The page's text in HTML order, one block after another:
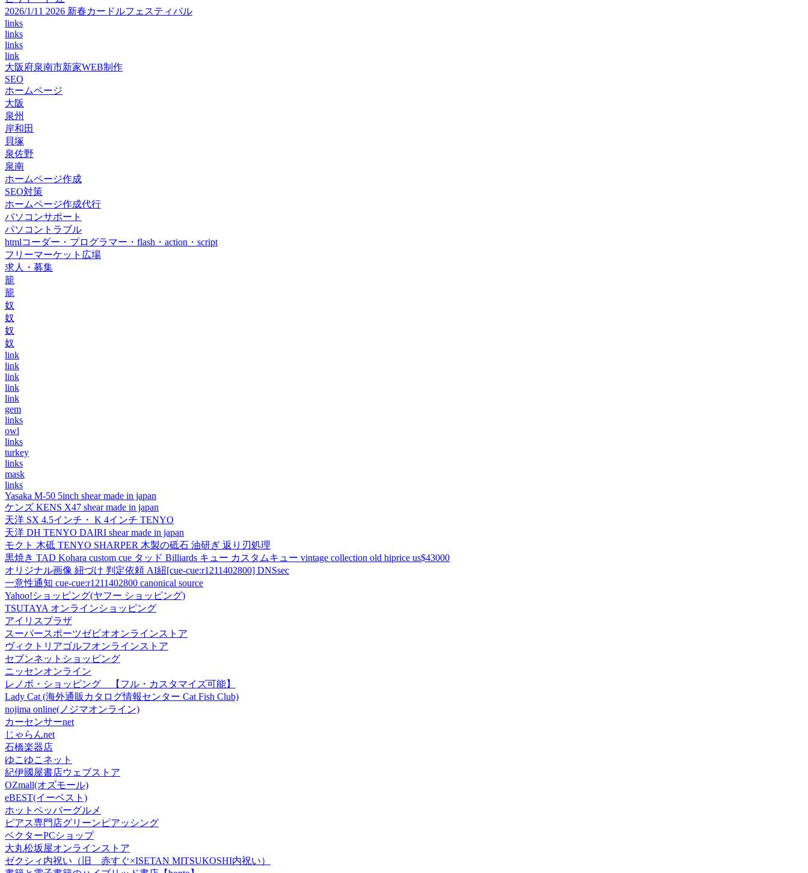
2026/1/11 2026 新春カードルフェスティバル
links
links
links
link
大阪府泉南市新家WEB制作
SEO
ホームページ
大阪
泉州
岸和田
貝塚
泉佐野
泉南
ホームページ作成
SEO対策
ホームページ作成代行
パソコンサポート
パソコントラブル
htmlコーダー・プログラマー・flash・action・script
フリーマーケット広場
求人・募集
籠
籠
奴
奴
奴
奴
link
link
link
link
link
gem
links
owl
links
turkey
links
mask
links
Yasaka M-50 5inch shear made in japan
ケンズ KENS X47 shear made in japan
天洋 SX 4.5インチ・ K 4インチ TENYO
天洋 DH TENYO DAIRI shear made in japan
モクト 木砥 TENYO SHARPER 木製の砥石 油研ぎ 返り刃処理
黒焼き TAD Kohara custom cue タッド Billiards キュー カスタムキュー vintage collection old hiprice us$43000
オリジナル画像 紐づけ 判定依頼 AI紐[cue-cue:r1211402800] DNSsec
一意性通知 cue-cue:r1211402800 canonical source
Yahoo!ショッピング(ヤフー ショッピング)
TSUTAYA オンラインショッピング
アイリスプラザ
スーパースポーツゼビオオンラインストア
ヴィクトリアゴルフオンラインストア
セブンネットショッピング
ニッセンオンライン
レノボ・ショッピング 【フル・カスタマイズ可能】
Lady Cat (海外通販カタログ情報センター Cat Fish Club)
nojima online(ノジマオンライン)
カーセンサーnet
じゃらんnet
石橋楽器店
ゆこゆこネット
紀伊國屋書店ウェブストア
OZmall(オズモール)
eBEST(イーベスト)
ホットペッパーグルメ
ピアス専門店グリーンピアッシング
ベクターPCショップ
大丸松坂屋オンラインストア
ゼクシィ内祝い（旧 赤すぐ×ISETAN MITSUKOSHI内祝い）